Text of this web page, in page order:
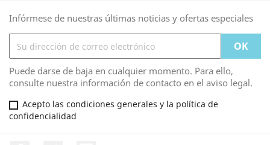
Infórmese de nuestras últimas noticias y ofertas especiales
Puede darse de baja en cualquier momento. Para ello,
consulte nuestra información de contacto en el aviso legal.
Acepto las condiciones generales y la política de
confidencialidad